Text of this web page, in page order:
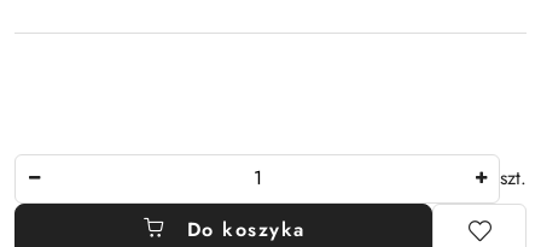
szt.
Do koszyka